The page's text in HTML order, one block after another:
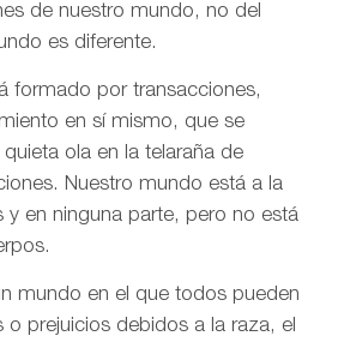
de nuestro mundo, no del
es diferente.
formado por transacciones,
en sí mismo, que se
ola en la telaraña de
Nuestro mundo está a la
y en ninguna parte, pero no está
mundo en el que todos pueden
o prejuicios debidos a la raza, el